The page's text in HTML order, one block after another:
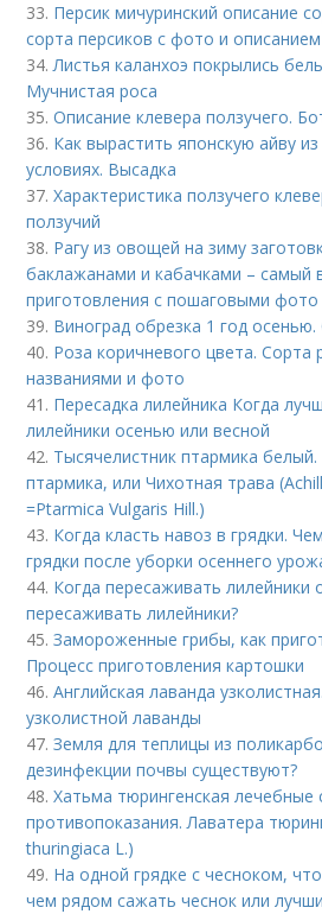
33. Персик мичуринский описание
сорта персиков с фото и описанием
34.Листья каланхоэ покрылись
Мучнистая роса
35.Описание клевера ползучего.
36. Как вырастить японскую айву
условиях. Высадка
37.Характеристика ползучего
ползучий
38. Рагу из овощей на зиму
баклажанами и кабачками – самый
приготовления с пошаговыми фото
39. Виноград обрезка 1 год
40. Роза коричневого цвета. Сорта
названиями и фото
41. Пересадка лилейника Когда
лилейники осенью или весной
42. Тысячелистник птармика
птармика, или Чихотная трава
=Ptarmica Vulgaris Hill.)
43. Когда класть навоз в грядки.
грядки после уборки осеннего
44. Когда пересаживать лилейники
пересаживать лилейники?
45.Замороженные грибы, как
Процесс приготовления картошки
46.Английская лаванда
узколистной лаванды
47.Земля для теплицы из
дезинфекции почвы существуют?
48.Хатьма тюрингенская лечебные
противопоказания. Лаватера
thuringiaca L.)
49. На одной грядке с чесноком,
чем рядом сажать чеснок или